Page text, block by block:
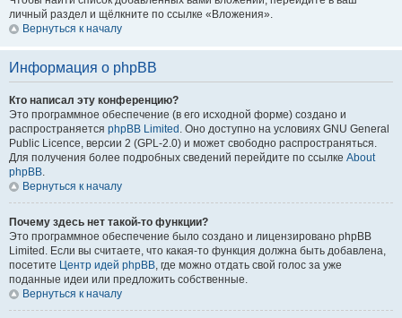
личный раздел и щёлкните по ссылке «Вложения».
Вернуться к началу
Информация о phpBB
Кто написал эту конференцию?
Это программное обеспечение (в его исходной форме) создано и
распространяется phpBB Limited . Оно доступно на условиях GNU General
Public Licence, версии 2 (GPL-2.0) и может свободно распространяться.
Для получения более подробных сведений перейдите по ссылке About
phpBB.
Вернуться к началу
Почему здесь нет такой-то функции?
Это программное обеспечение было создано и лицензировано phpBB
Limited. Если вы считаете, что какая-то функция должна быть добавлена,
посетите Центр идей phpBB, где можно отдать свой голос за уже
поданные идеи или предложить собственные.
Вернуться к началу